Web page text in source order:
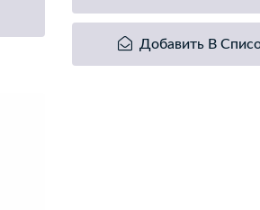
Добавить В